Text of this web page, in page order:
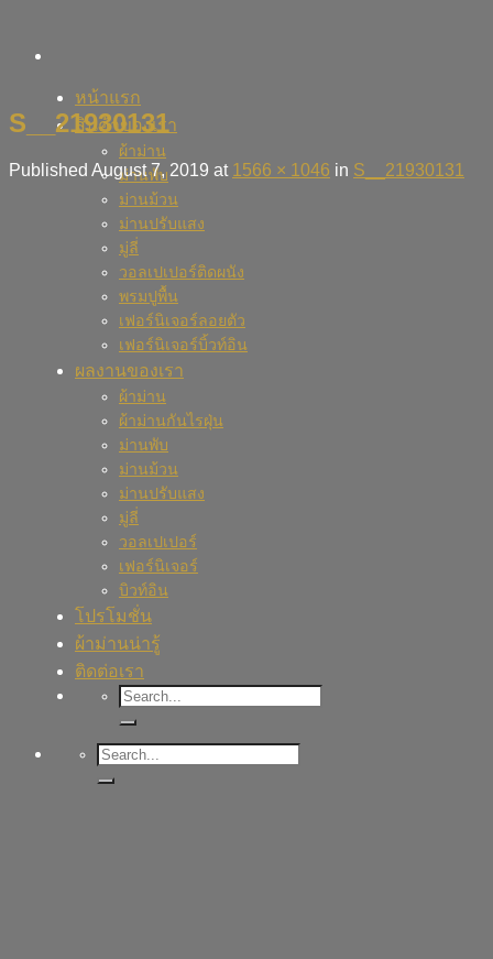
content
หน้าแรก
สินค้าของเรา
ผ้าม่าน
ม่านพับ
ม่านม้วน
ม่านปรับแสง
มู่ลี่
วอลเปเปอร์ติดผนัง
พรมปูพื้น
เฟอร์นิเจอร์ลอยตัว
เฟอร์นิเจอร์บิ้วท์อิน
ผลงานของเรา
ผ้าม่าน
ผ้าม่านกันไรฝุ่น
ม่านพับ
ม่านม้วน
ม่านปรับแสง
มู่ลี่
วอลเปเปอร์
เฟอร์นิเจอร์
บิวท์อิน
โปรโมชั่น
ผ้าม่านน่ารู้
ติดต่อเรา
S__21930131
Published August 7, 2019 at 1566 × 1046 in S__21930131